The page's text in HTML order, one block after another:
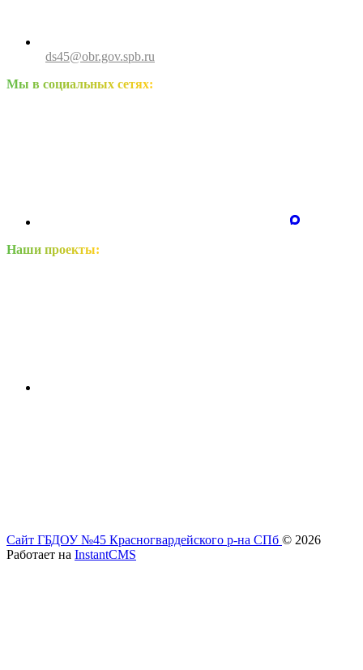
ds45@obr.gov.spb.ru
Мы в социальных сетях:
Наши проекты:
Сайт ГБДОУ №45 Красногвардейского р-на СПб © 2026
Работает на InstantCMS